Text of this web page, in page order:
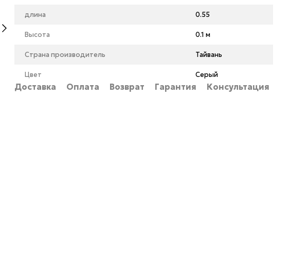
длина 0.55
Высота 0.1 м
Страна производитель Тайвань
Цвет Серый
Доставка Оплата Возврат Гарантия Консультация